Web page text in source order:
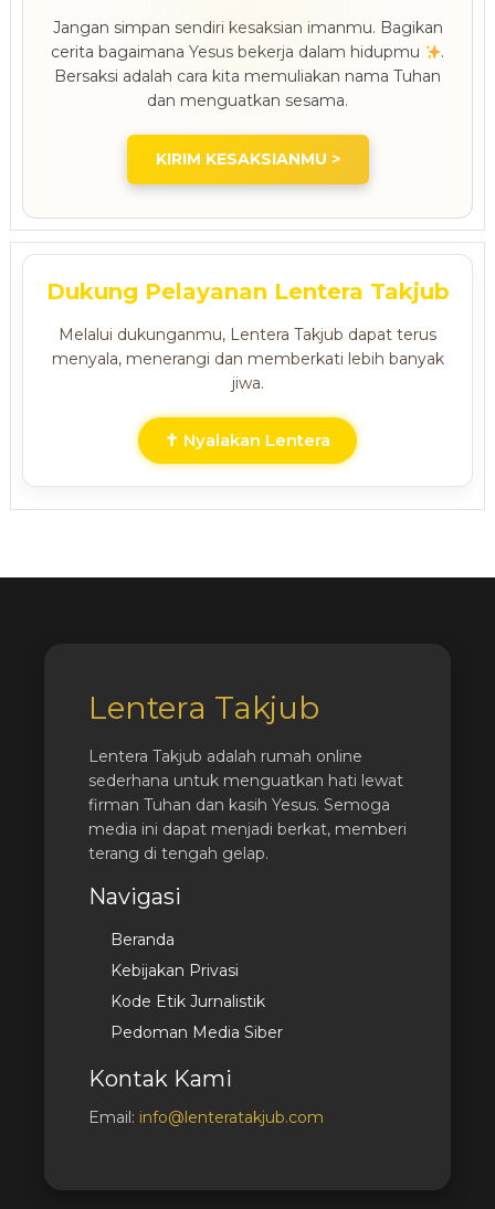
Jangan simpan sendiri kesaksian imanmu. Bagikan
cerita bagaimana Yesus bekerja dalam hidupmu
.
Bersaksi adalah cara kita memuliakan nama Tuhan
dan menguatkan sesama.
KIRIM KESAKSIANMU >
Dukung Pelayanan Lentera Takjub
Melalui dukunganmu, Lentera Takjub dapat terus
menyala, menerangi dan memberkati lebih banyak
jiwa.
✝ Nyalakan Lentera
Lentera Takjub
Lentera Takjub adalah rumah online
sederhana untuk menguatkan hati lewat
firman Tuhan dan kasih Yesus. Semoga
media ini dapat menjadi berkat, memberi
terang di tengah gelap.
Navigasi
Beranda
Kebijakan Privasi
Kode Etik Jurnalistik
Pedoman Media Siber
Kontak Kami
Email: info@lenteratakjub.com